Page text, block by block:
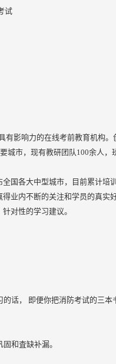
影响力的在线考前教育机构。
市，现有教研团队100余人，
国各大中型城市，目前累计培
业内不断的关注和学员的真实好
对性的学习建议。
话， 即便你把消防考试的三本
和査缺补漏。